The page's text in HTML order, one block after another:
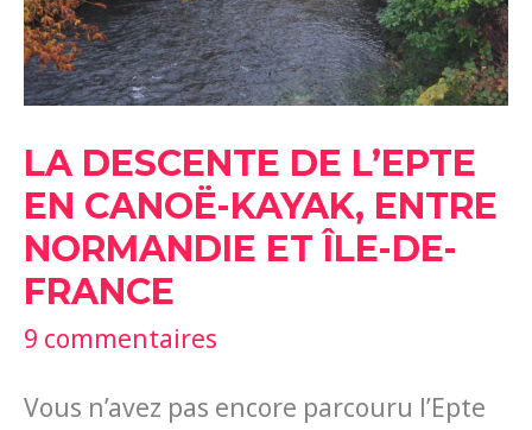
LA DESCENTE DE L’EPTE
EN CANOË-KAYAK, ENTRE
NORMANDIE ET ÎLE-DE-
FRANCE
9 commentaires
Vous n’avez pas encore parcouru l’Epte